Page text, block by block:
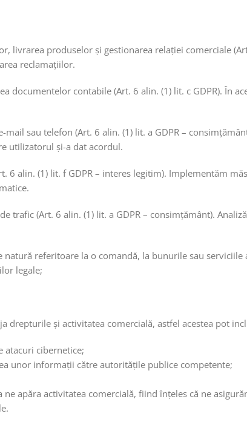
livrarea produselor și gestionarea relației comerciale
reclamațiilor.
documentelor contabile (Art. 6 alin. (1) lit. c GDPR). În
sau telefon (Art. 6 alin. (1) lit. a GDPR –
utilizatorul și-a dat acordul.
alin. (1) lit. f GDPR – interes legitim). Implementăm
trafic (Art. 6 alin. (1) lit. a GDPR – consimțământ).
referitoare la o comandă, la bunurile sau
legale;
și activitatea comercială, astfel acestea pot
atacuri cibernetice;
unor informații către autoritățile publice competente;
apăra activitatea comercială, fiind înțeles că ne